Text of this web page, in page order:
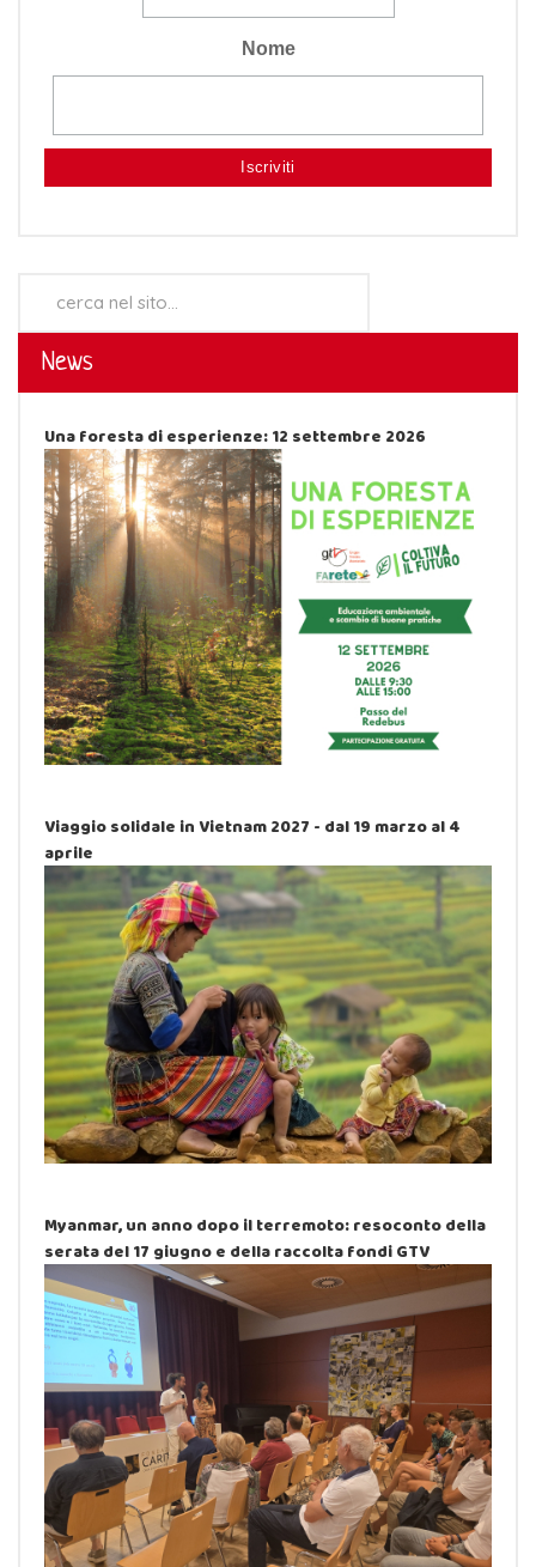
Nome
News
Una foresta di esperienze: 12 settembre 2026
Viaggio solidale in Vietnam 2027 - dal 19 marzo al 4
aprile
Myanmar, un anno dopo il terremoto: resoconto della
serata del 17 giugno e della raccolta fondi GTV